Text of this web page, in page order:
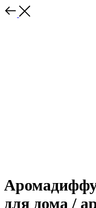
для дома /